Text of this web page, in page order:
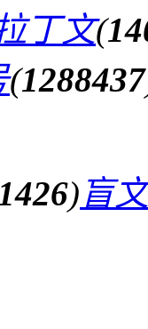
丁文(
(1288437
)盲文